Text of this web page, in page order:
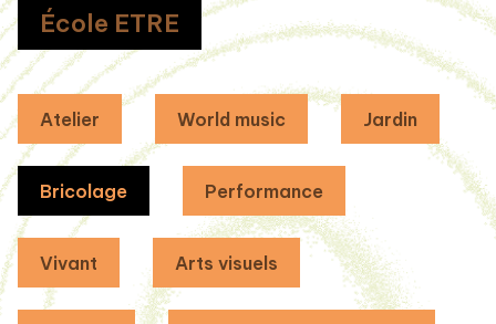
École ETRE
Atelier World music Jardin
Bricolage Performance
Vivant Arts visuels